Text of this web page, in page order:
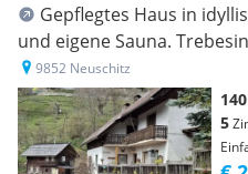
Gepflegtes Haus in
und eigene Sauna.
9852 Neuschitz
140
5